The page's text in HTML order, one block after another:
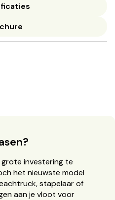
investering te
het nieuwste model
stapelaar of
aan je vloot voor